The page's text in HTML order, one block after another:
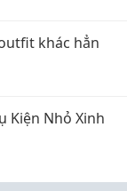
khác hẳn
Kiện Nhỏ Xinh